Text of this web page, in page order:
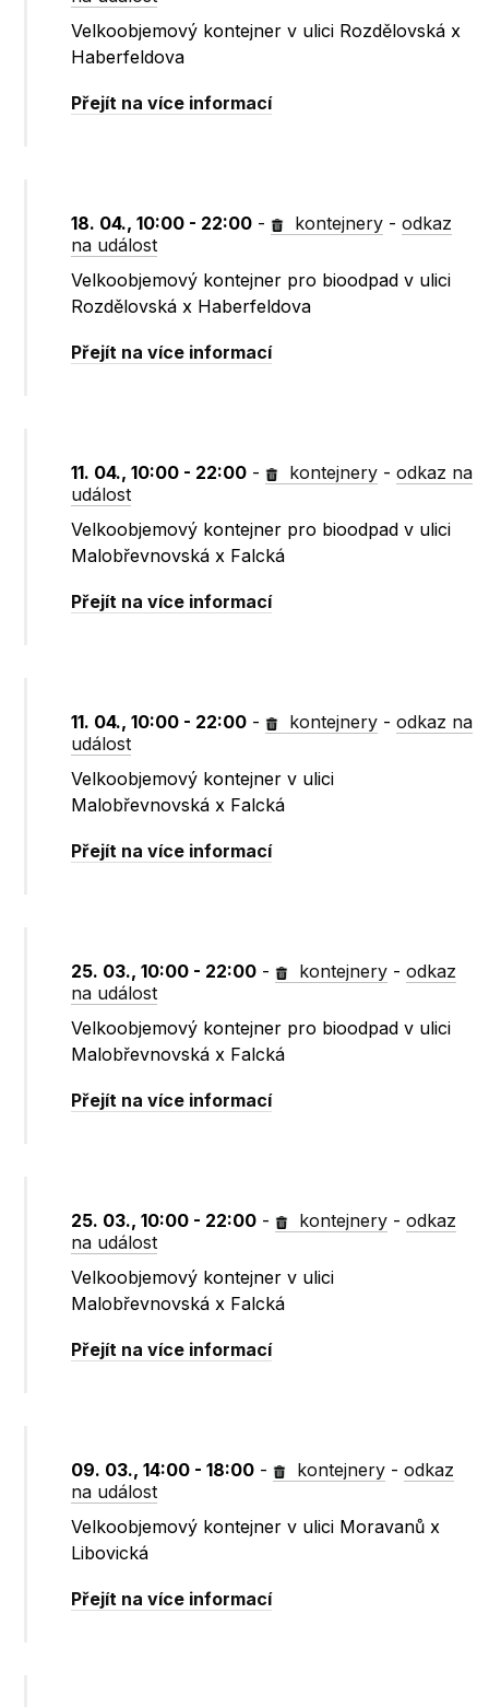
Velkoobjemový kontejner v ulici Rozdělovská x
Haberfeldova
Přejít na více informací
18. 04., 10:00 - 22:00 - kontejnery -odkaz
na událost
Velkoobjemový kontejner pro bioodpad v ulici
Rozdělovská x Haberfeldova
Přejít na více informací
11. 04., 10:00 - 22:00 - kontejnery -odkaz na
událost
Velkoobjemový kontejner pro bioodpad v ulici
Malobřevnovská x Falcká
Přejít na více informací
11. 04., 10:00 - 22:00 - kontejnery -odkaz na
událost
Velkoobjemový kontejner v ulici
Malobřevnovská x Falcká
Přejít na více informací
25. 03., 10:00 - 22:00 - kontejnery -odkaz
na událost
Velkoobjemový kontejner pro bioodpad v ulici
Malobřevnovská x Falcká
Přejít na více informací
25. 03., 10:00 - 22:00 - kontejnery -odkaz
na událost
Velkoobjemový kontejner v ulici
Malobřevnovská x Falcká
Přejít na více informací
09. 03., 14:00 - 18:00 - kontejnery -odkaz
na událost
Velkoobjemový kontejner v ulici Moravanů x
Libovická
Přejít na více informací